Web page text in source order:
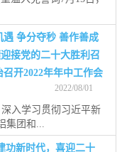
遇 争分夺秒 善作善成
接党的二十大胜利召
开2022年年中工作会
2022/08/01
入学习贯彻习近平新
集团和...
功新时代，喜迎二十